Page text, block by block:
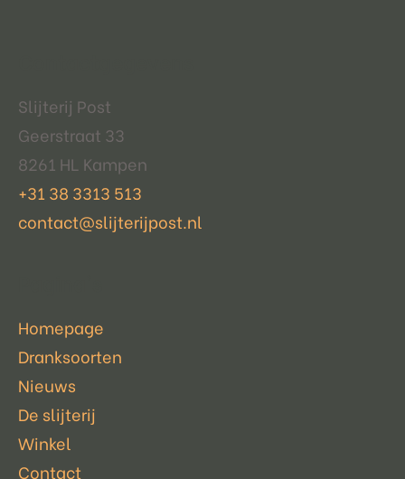
Slijterij Post
Geerstraat 33
8261 HL Kampen
+31 38 3313 513
contact@slijterijpost.nl
Homepage
Dranksoorten
Nieuws
De slijterij
Winkel
Contact